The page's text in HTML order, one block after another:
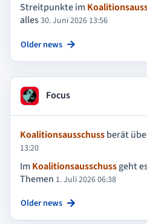
Streitpunkte im
alles30. Juni 2026 13:56
Older news
Focus
Koalitionsausschussberät
13:20
ImKoalitionsausschussgeht
Themen 1. Juli 2026 06:38
Older news